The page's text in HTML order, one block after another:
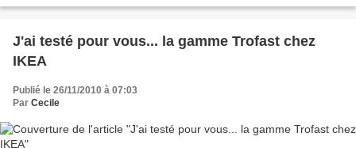
J'ai testé pour vous... la gamme Trofast chez
IKEA
Publié le 26/11/2010 à 07:03
Par Cecile